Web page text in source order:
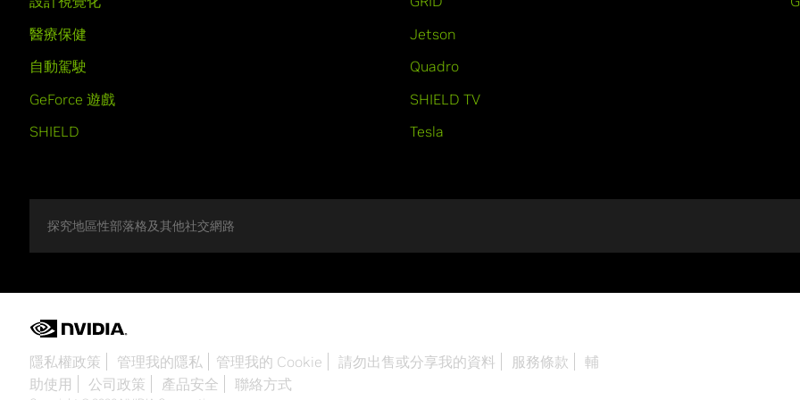
醫療保健
自動駕駛
GeForce 遊戲
SHIELD
Jetson
Quadro
SHIELD TV
Tesla
探究地區性部落格及其他社交網路
隱私權政策 管理我的隱私 管理我的 Cookie 請勿出售或分享我的資料 服務條款
輔
助使用
公司政策 產品安全 聯絡方式